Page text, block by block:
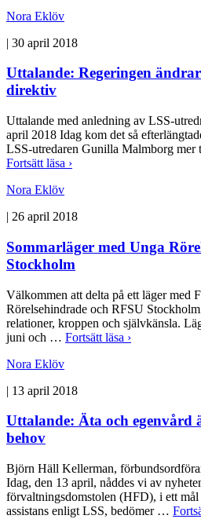
Nora Eklöv
| 30 april 2018
Uttalande: Regeringen
direktiv
Uttalande med anledning av LSS-
april 2018 Idag kom det så
LSS-utredaren Gunilla Malmborg
Fortsätt läsa ›
Nora Eklöv
| 26 april 2018
Sommarläger med Unga
Stockholm
Välkommen att delta på ett läger med
Rörelsehindrade och RFSU
relationer, kroppen och självkänsla.
juni och … Fortsätt läsa ›
Nora Eklöv
| 13 april 2018
Uttalande: Äta och egenvård
behov
Björn Häll Kellerman,
Idag, den 13 april, nåddes vi av
förvaltningsdomstolen (HFD), i ett
assistans enligt LSS, bedömer …